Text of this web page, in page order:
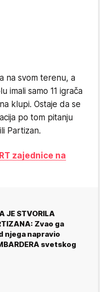
na svom terenu, a
imali samo 11 igrača
klupi. Ostaje da se
po tom pitanju
Partizan.
zajednice na
JE STVORILA
Zvao ga
njega napravio
svetskog